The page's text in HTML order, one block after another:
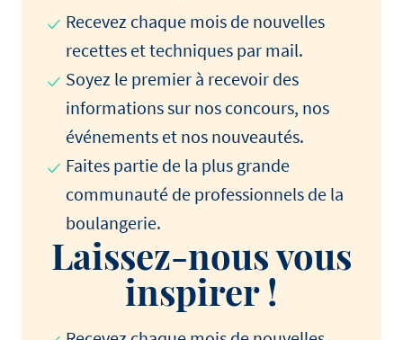
Recevez chaque mois de nouvelles
recettes et techniques par mail.
Soyez le premier à recevoir des
informations sur nos concours, nos
événements et nos nouveautés.
Faites partie de la plus grande
communauté de professionnels de la
boulangerie.
Laissez-nous vous
inspirer !